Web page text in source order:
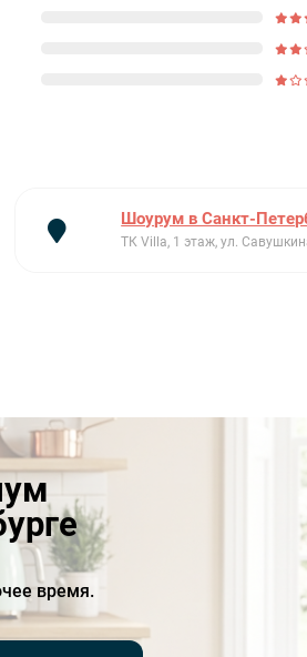
Шоурум в Санкт-
ТК Villa, 1 этаж, ул.
время.